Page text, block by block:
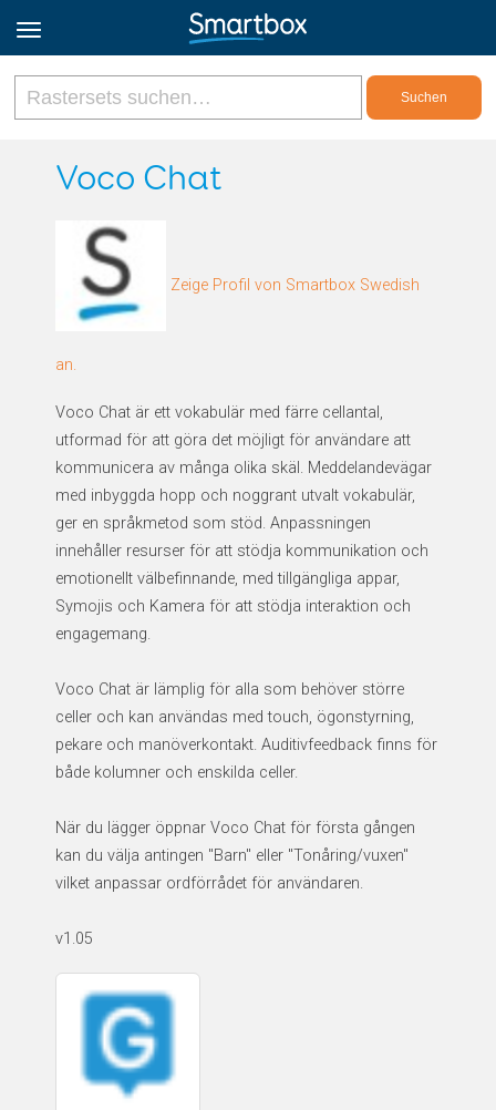
Online Grids
Registrieren
Voco Chat
Zeige Profil von Smartbox Swedish
an.
Voco Chat är ett vokabulär med färre cellantal,
utformad för att göra det möjligt för användare att
kommunicera av många olika skäl. Meddelandevägar
med inbyggda hopp och noggrant utvalt vokabulär,
ger en språkmetod som stöd. Anpassningen
innehåller resurser för att stödja kommunikation och
emotionellt välbefinnande, med tillgängliga appar,
Symojis och Kamera för att stödja interaktion och
engagemang.
Voco Chat är lämplig för alla som behöver större
celler och kan användas med touch, ögonstyrning,
pekare och manöverkontakt. Auditivfeedback finns för
både kolumner och enskilda celler.
När du lägger öppnar Voco Chat för första gången
kan du välja antingen "Barn" eller "Tonåring/vuxen"
vilket anpassar ordförrådet för användaren.
v1.05